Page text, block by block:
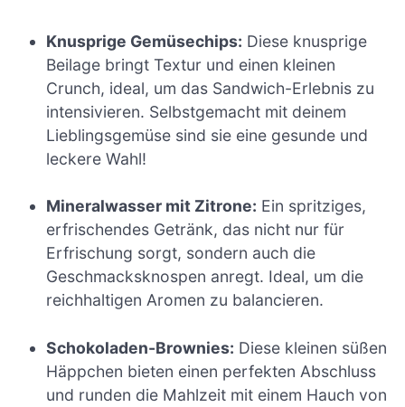
Knusprige Gemüsechips: Diese knusprige
Beilage bringt Textur und einen kleinen
Crunch, ideal, um das Sandwich-Erlebnis zu
intensivieren. Selbstgemacht mit deinem
Lieblingsgemüse sind sie eine gesunde und
leckere Wahl!
Mineralwasser mit Zitrone: Ein spritziges,
erfrischendes Getränk, das nicht nur für
Erfrischung sorgt, sondern auch die
Geschmacksknospen anregt. Ideal, um die
reichhaltigen Aromen zu balancieren.
Schokoladen-Brownies: Diese kleinen süßen
Häppchen bieten einen perfekten Abschluss
und runden die Mahlzeit mit einem Hauch von